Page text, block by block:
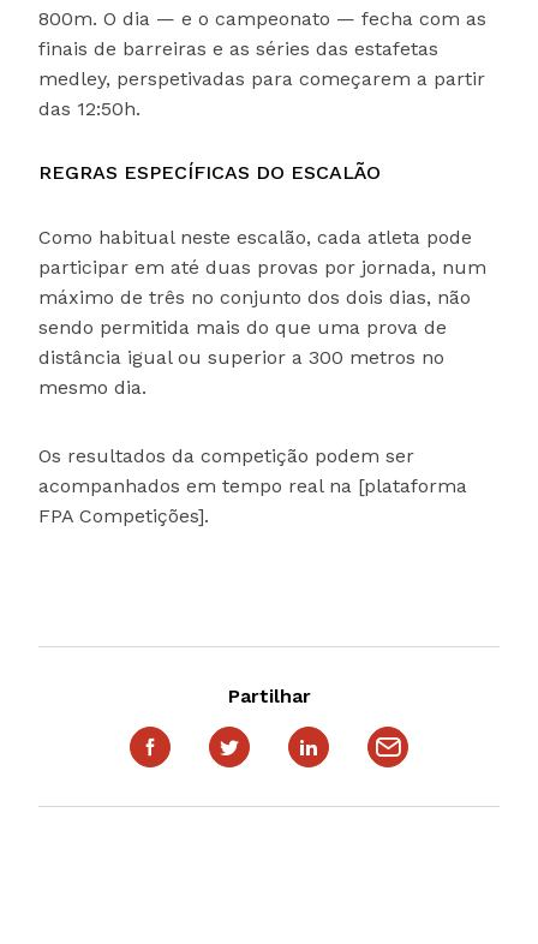
800m. O dia — e o campeonato — fecha com as
finais de barreiras e as séries das estafetas
medley, perspetivadas para começarem a partir
das 12:50h.
REGRAS ESPECÍFICAS DO ESCALÃO
Como habitual neste escalão, cada atleta pode
participar em até duas provas por jornada, num
máximo de três no conjunto dos dois dias, não
sendo permitida mais do que uma prova de
distância igual ou superior a 300 metros no
mesmo dia.
Os resultados da competição podem ser
acompanhados em tempo real na [plataforma
FPA Competições].
Partilhar